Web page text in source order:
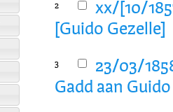
2
xx/[10/
[Guido Gezelle]
3
23/03/
Gadd aan